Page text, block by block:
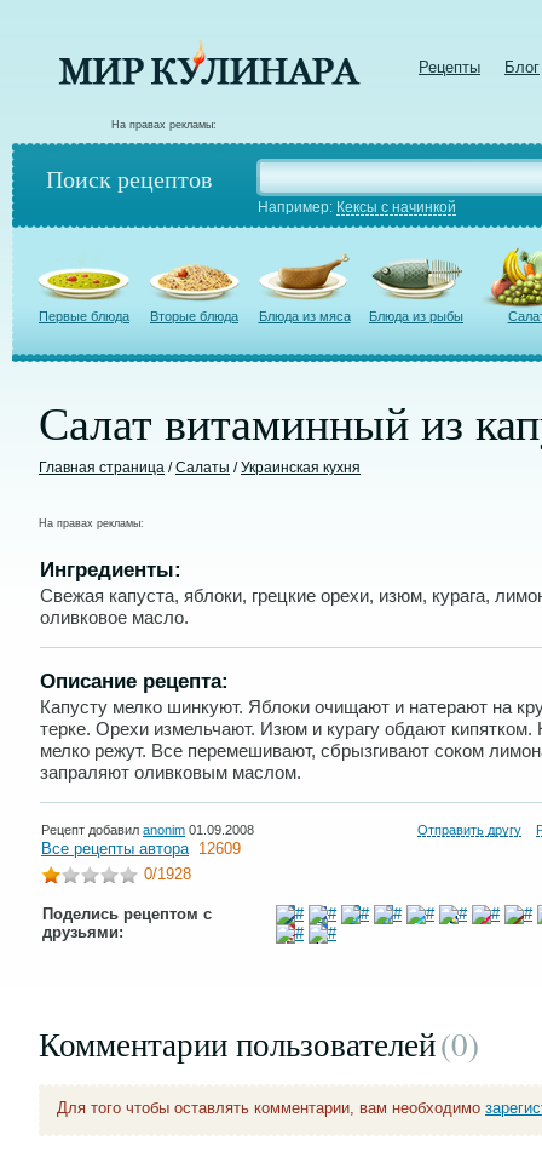
Рецепты Блог
На правах рекламы:
Поиск рецептов
Например: Кексы с начинкой
Первые блюда Вторые блюда Блюда из мяса Блюда из рыбы
Салат витаминный из
Главная страница /Салаты /Украинская кухня
На правах рекламы:
Ингредиенты:
Свежая капуста, яблоки, грецкие орехи, изюм, курага,
оливковое масло.
Описание рецепта:
Капусту мелко шинкуют. Яблоки очищают и натерают на
терке. Орехи измельчают. Изюм и курагу обдают кипятком.
мелко режут. Все перемешивают, сбрызгивают соком
запраляют оливковым маслом.
Рецепт добавил anonim 01.09.2008 Отправить другу
Все рецепты автора 12609
0/1928
Поделись рецептом с
друзьями:
Комментарии пользователей(0)
Для того чтобы оставлять комментарии, вам необходимо